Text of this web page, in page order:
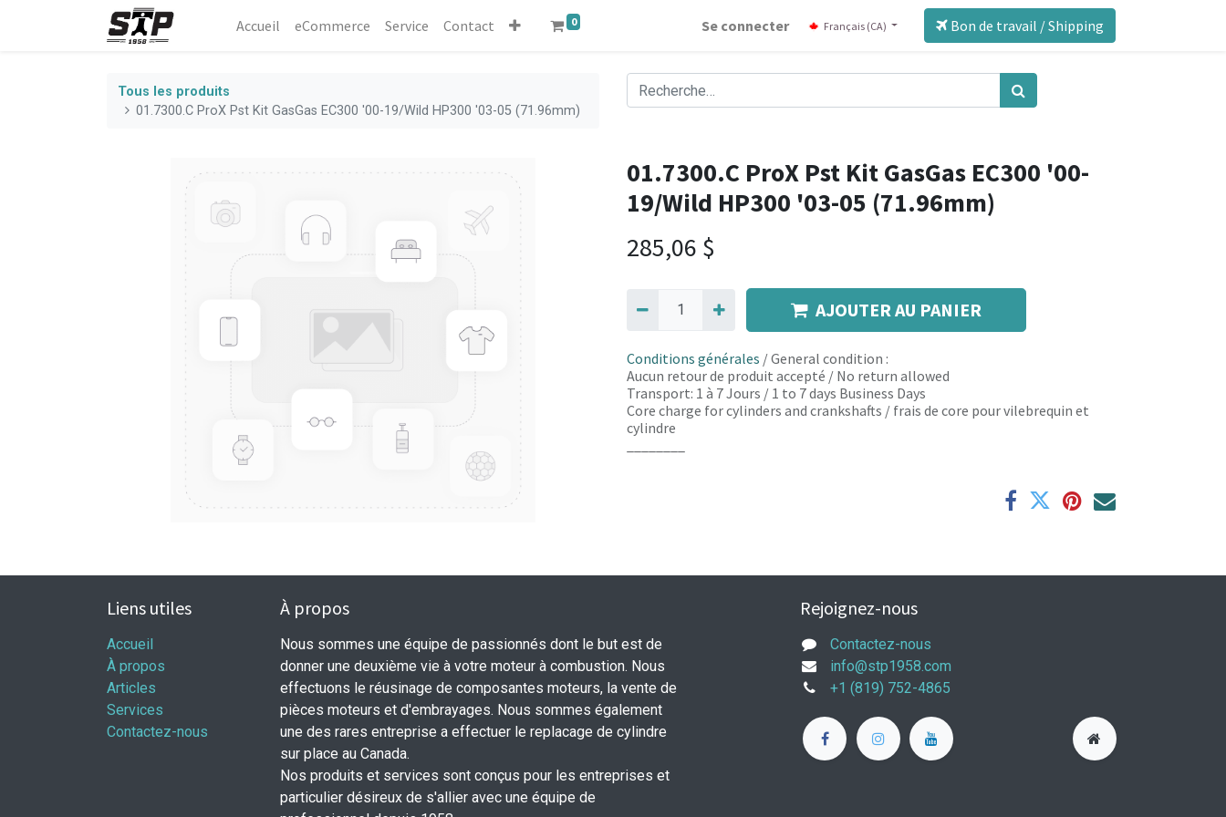
Accueil eCommerce​ Service Contact 0 Se connecter Français (CA) Bon de travail / Shipping
Tous les produits
01.7300.C ProX Pst Kit GasGas EC300 '00-19/Wild HP300 '03-05 (71.96mm)
01.7300.C ProX Pst Kit GasGas EC300 '00-
19/Wild HP300 '03-05 (71.96mm)
285,06 $
AJOUTER AU PANIER
Conditions générales / General condition :
Aucun retour de produit accepté / No return allowed
Transport: 1 à 7 Jours / 1 to 7 days Business Days
Core charge for cylinders and crankshafts / frais de core pour vilebrequin et
cylindre
Liens utiles
Accueil
À propos
Articles
Services
Contactez-nous
À propos
Nous sommes une équipe de passionnés dont le but est de
donner une deuxième vie à votre moteur à combustion. Nous
effectuons le réusinage de composantes moteurs, la vente de
pièces moteurs et d'embrayages. Nous sommes également
une des rares entreprise a effectuer le replacage de cylindre
sur place au Canada.
Nos produits et services sont conçus pour les entreprises et
particulier désireux de s'allier avec une équipe de
Rejoignez-nous
Contactez-nous
info@stp1958.com
+1 (819) 752-4865